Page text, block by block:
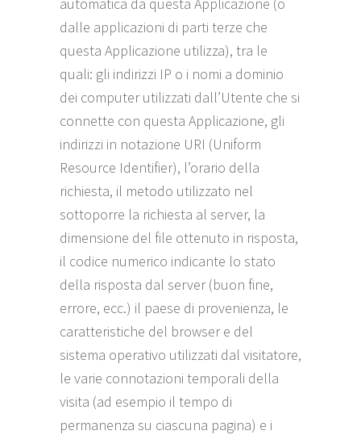
dalle applicazioni di parti terze che
questa Applicazione utilizza), tra le
quali: gli indirizzi IP o i nomi a dominio
dei computer utilizzati dall’Utente che si
connette con questa Applicazione, gli
indirizzi in notazione URI (Uniform
Resource Identifier), l’orario della
richiesta, il metodo utilizzato nel
sottoporre la richiesta al server, la
dimensione del file ottenuto in risposta,
il codice numerico indicante lo stato
della risposta dal server (buon fine,
errore, ecc.) il paese di provenienza, le
caratteristiche del browser e del
sistema operativo utilizzati dal visitatore,
le varie connotazioni temporali della
visita (ad esempio il tempo di
permanenza su ciascuna pagina) e i